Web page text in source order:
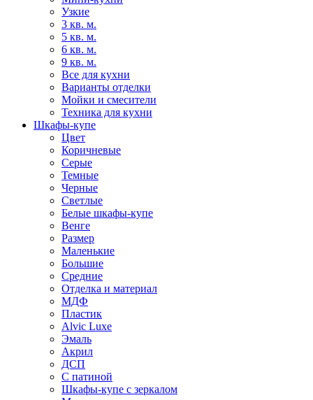
Узкие
3 кв. м.
5 кв. м.
6 кв. м.
9 кв. м.
Все для кухни
Варианты отделки
Мойки и смесители
Техника для кухни
Шкафы-купе
Цвет
Коричневые
Серые
Темные
Черные
Светлые
Белые шкафы-купе
Венге
Размер
Маленькие
Большие
Средние
Отделка и материал
МДФ
Пластик
Alvic Luxe
Эмаль
Акрил
ДСП
С патиной
Шкафы-купе с зеркалом